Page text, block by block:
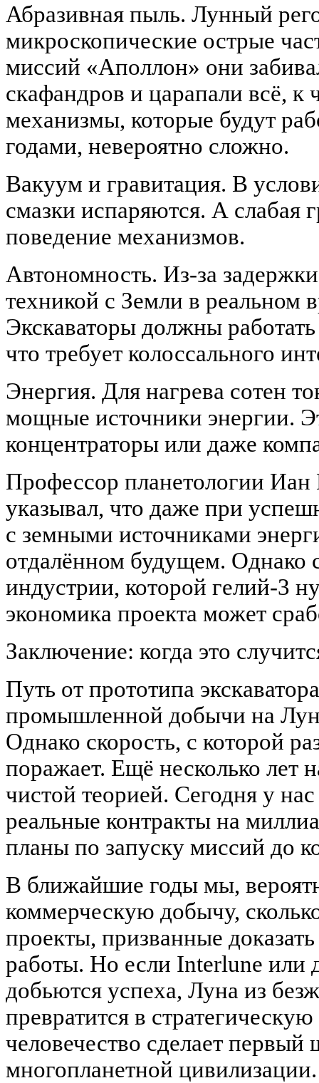
Абразивная пыль. Лунный
микроскопические острые
миссий «Аполлон» они
скафандров и царапали всё, к
механизмы, которые будут
годами, невероятно сложно.
Вакуум и гравитация. В
смазки испаряются. А слабая
поведение механизмов.
Автономность. Из-за
техникой с Земли в реальном
Экскаваторы должны
что требует колоссального
Энергия. Для нагрева сотен
мощные источники энергии.
концентраторы или даже
Профессор планетологии
указывал, что даже при
с земными источниками
отдалённом будущем. Однако
индустрии, которой гелий-3
экономика проекта может
Заключение: когда это
Путь от прототипа
промышленной добычи на
Однако скорость, с которой
поражает. Ещё несколько лет
чистой теорией. Сегодня у
реальные контракты на
планы по запуску миссий до
В ближайшие годы мы,
коммерческую добычу,
проекты, призванные
работы. Но если Interlune или
добьются успеха, Луна из
превратится в
человечество сделает
многопланетной цивилизации.